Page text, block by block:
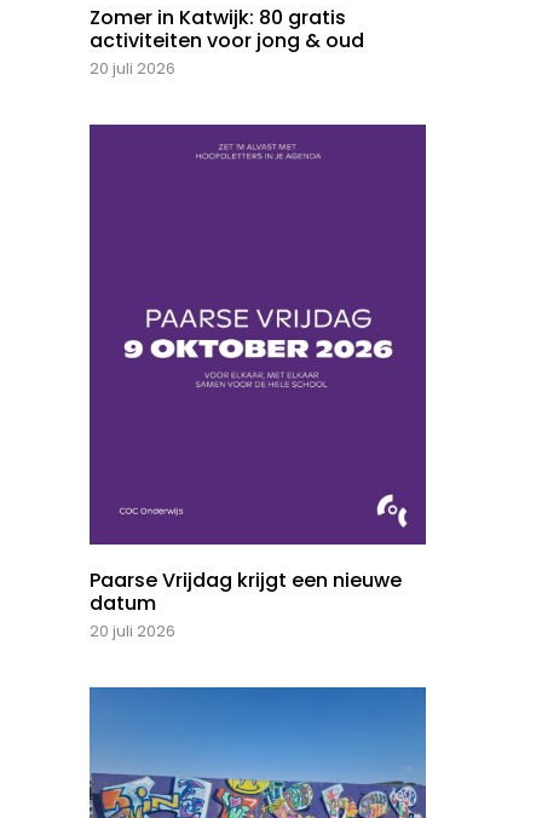
Zomer in Katwijk: 80 gratis
activiteiten voor jong & oud
20 juli 2026
Paarse Vrijdag krijgt een nieuwe
datum
20 juli 2026